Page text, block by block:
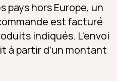
pays hors Europe, un
est facturé
indiqués. L’envoi
à partir d’un montant